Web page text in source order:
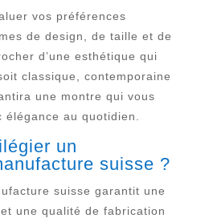
vos préférences
de design, de taille et de
d’une esthétique qui
classique, contemporaine
une montre qui vous
au quotidien.
un
suisse ?
suisse garantit une
une qualité de fabrication